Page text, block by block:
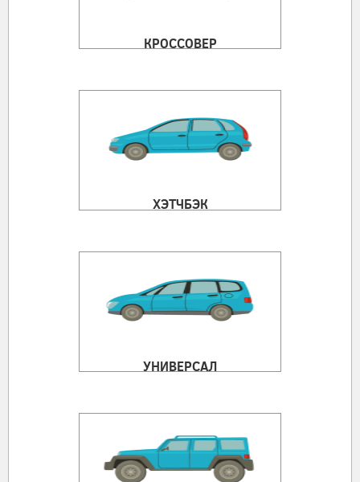
КРОССОВЕР
ХЭТЧБЭК
УНИВЕРСАЛ